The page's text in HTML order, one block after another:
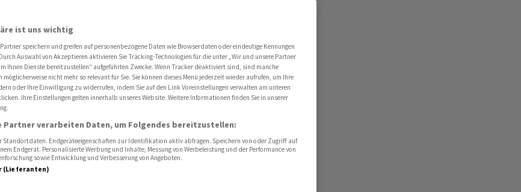
Rekordhoch
auf
ist uns wichtig
speichern und greifen auf personenbezogene Daten wie Browserdaten oder eindeutige Kennungen
Auswahl von Akzeptieren aktivieren Sie Tracking-Technologien für die unter „Wir und unsere Partner
Ihnen Dienste bereitzustellen“ aufgeführten Zwecke. Wenn Tracker deaktiviert sind, sind manche
möglicherweise nicht mehr so relevant für Sie. Sie können dieses Menü jederzeit wieder aufrufen, um Ihre
oder Ihre Einwilligung zu widerrufen, indem Sie auf den Link Voreinstellungen verwalten am unteren
Ihre Einstellungen gelten innerhalb unseres Website. Weitere Informationen finden Sie in unserer
Partner verarbeiten Daten, um Folgendes bereitzustellen:
Standortdaten. Endgeräteeigenschaften zur Identifikation aktiv abfragen. Speichern von oder Zugriff auf
Endgerät. Personalisierte Werbung und Inhalte, Messung von Werbeleistung und der Performance von
sowie Entwicklung und Verbesserung von Angeboten.
(Lieferanten)